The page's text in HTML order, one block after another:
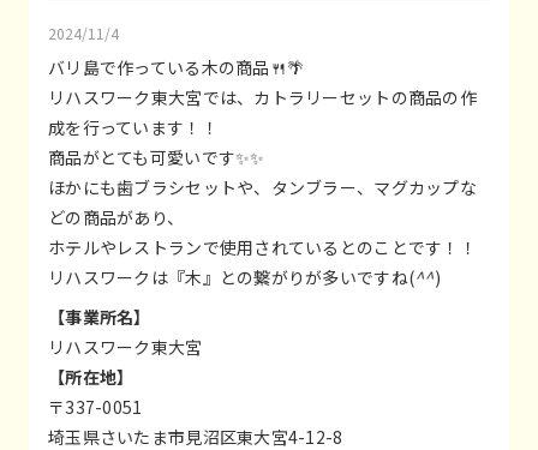
2024/11/4
バリ島で作っている木の商品🍴🌴
リハスワーク東大宮では、カトラリーセットの商品の作
成を行っています！！
商品がとても可愛いです✨✨
ほかにも歯ブラシセットや、タンブラー、マグカップな
どの商品があり、
ホテルやレストランで使用されているとのことです！！
リハスワークは『木』との繋がりが多いですね(^^)
【事業所名】
リハスワーク東大宮
【所在地】
〒337-0051
埼玉県さいたま市見沼区東大宮4-12-8